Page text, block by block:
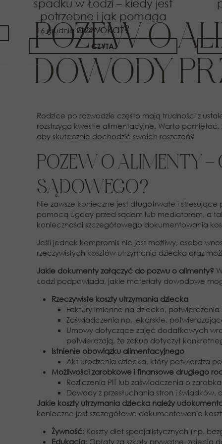
spadku w Łodzi – kiedy jest
potrzebne i jak pomaga
adwokat?
CZYTAJ
POZEW O
DOWODY
Rodzice po rozwodzie często mają trudności z
rozstrzyga kwestie alimentacyjne. Warto
aby skutecznie dochodzić swoich roszczeń?
POZEW O ALIMENTY
SĄDOWEGO?
Nie zawsze konieczne jest długotrwałe i
pomocą ugody przed sądem lub mediatorem, a
konieczności szczegółowego dokumentowania
Jeśli jednak kompromis nie jest możliwy, osoba
rzeczywistych kosztów utrzymania dziecka oraz
Jakie dokumenty załączyć do pozwu o alimenty?
Łodzi podpowiada, jakie materiały dowodowe
Rzeczywiste koszty utrzymania dziecka
Faktury imienne na dziecko,
Zaświadczenia np. lekarskie,
Umowy dotyczące zajęć dodatkowych
potwierdzają, że zakup dotyczył
Istnienie obowiązku alimentacyjnego
Akt urodzenia dziecka, który potwierdza
Możliwości zarobkowe i finansowe drugiego
Rozliczenia PIT lub zaświadczenia o
Dowody z przesłuchania stron i
Jakie koszty utrzymania dziecka należy
konieczne jest szczegółowe dokumentowanie
Żywność: Koszty diet specjalistycznych (np.
Edukacja: Opłaty za szkoły prywatne,
16 grudnia 2024